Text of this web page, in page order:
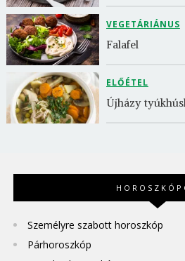
VEGETÁRIÁNUS
Falafel
ELŐÉTEL
Újházy
Személyre szabott horoszkóp
Párhoroszkóp